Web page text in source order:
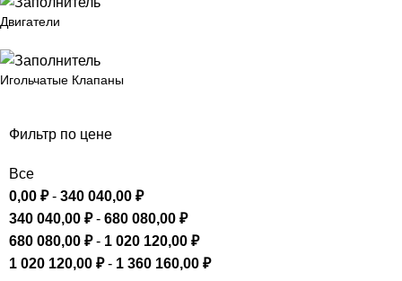
Двигатели
Игольчатые Клапаны
Фильтр по цене
Все
0,00 ₽- 340 040,00 ₽
340 040,00 ₽- 680 080,00 ₽
680 080,00 ₽- 1 020 120,00 ₽
1 020 120,00 ₽- 1 360 160,00 ₽